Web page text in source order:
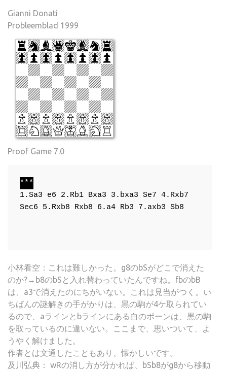
Gianni Donati
Probleemblad 1999
Proof Game 7.0
***
1.Sa3
e6 2.Rb1 Bxa3 3.bxa3 Se7 4.Rxb7
Sec6
5.Rxb8 Rxb8 6.a4 Rb3 7.axb3 Sb8
小林看空：これは難しかった。g8のbSがどこで消えた
のか?→b8のbSと入れ替わっていたんですね。fbのbB
は、a3で消えたのにちがいない。これは見当がつく。い
ちばんの謎解きの手がかりは、黒の駒が4ケ取られてい
るので、aラインとbラインにある白のポーンは、黒の駒
を取っているのに違いない。ここまで、思いついて、よ
うやく解けました。
作者とは文通したこともあり、懐かしいです。
及川弘典： wRの消し方が分かれば、bSb8がg8から移動